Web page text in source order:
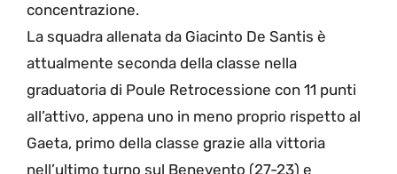
concentrazione.
La squadra allenata da Giacinto De Santis è
attualmente seconda della classe nella
graduatoria di Poule Retrocessione con 11 punti
all’attivo, appena uno in meno proprio rispetto al
Gaeta, primo della classe grazie alla vittoria
nell’ultimo turno sul Benevento (27-23) e